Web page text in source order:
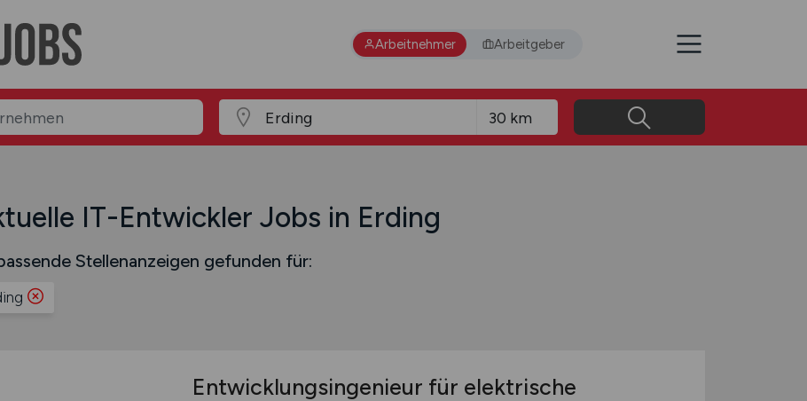
Arbeitnehmer Arbeitgeber
IT-Entwickler Jobs in Erding
Stellenanzeigen gefunden für:
Entwicklungsingenieur für elektrische